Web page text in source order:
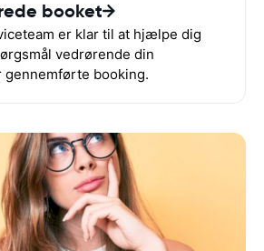
booket
er klar til at hjælpe dig
vedrørende din
booking.